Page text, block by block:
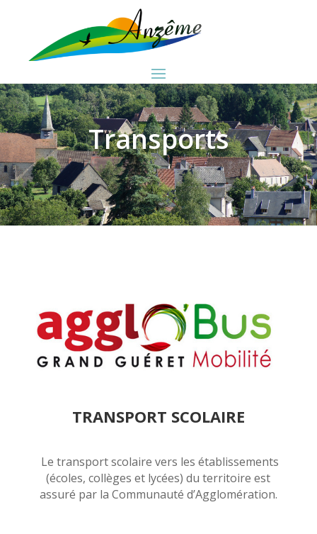
Transports
TRANSPORT SCOLAIRE
Le transport scolaire vers les établissements
(écoles, collèges et lycées) du territoire est
assuré par la Communauté d’Agglomération.